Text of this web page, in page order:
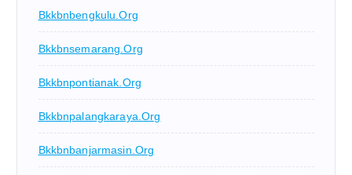
Bkkbnbengkulu.org
Bkkbnsemarang.org
Bkkbnpontianak.org
Bkkbnpalangkaraya.org
Bkkbnbanjarmasin.org